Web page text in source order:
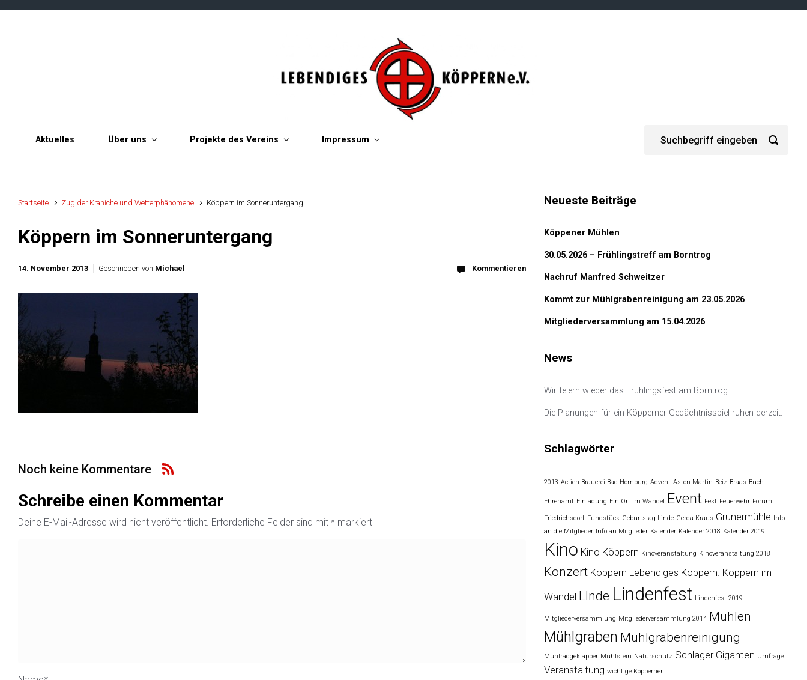
Zum Hauptinhalt springen
Aktuelles Über uns Projekte des Vereins Impressum
Startseite Zug der Kraniche und Wetterphänomene Köppern im Sonneruntergang
Köppern im Sonneruntergang
14. November 2013 Geschrieben von Michael Kommentieren
Noch keine Kommentare
Schreibe einen Kommentar
Deine E-Mail-Adresse wird nicht veröffentlicht. Erforderliche Felder sind mit * markiert
Neueste Beiträge
Köppener Mühlen
30.05.2026 – Frühlingstreff am Borntrog
Nachruf Manfred Schweitzer
Kommt zur Mühlgrabenreinigung am 23.05.2026
Mitgliederversammlung am 15.04.2026
News
Wir feiern wieder das Frühlingsfest am Borntrog
Die Planungen für ein Köpperner-Gedächtnisspiel ruhen derzeit.
Schlagwörter
2013 Actien Brauerei Bad Homburg Advent Aston Martin Beiz Braas Buch
Ehrenamt Einladung Ein Ort im Wandel Event Fest Feuerwehr Forum
Friedrichsdorf Fundstück Geburtstag Linde Gerda Kraus Grunermühle
Info
an die Mitglieder
Info an Mitglieder Kalender Kalender 2018 Kalender 2019
Kino Kino Köppern Kinoveranstaltung Kinoveranstaltung 2018
Konzert Köppern Lebendiges Köppern. Köppern im
Wandel LInde Lindenfest Lindenfest 2019
Mitgliederversammlung Mitgliederversammlung 2014 Mühlen
Mühlgraben Mühlgrabenreinigung
Mühlradgeklapper Mühlstein Naturschutz Schlager Giganten Umfrage
Veranstaltung wichtige Köpperner